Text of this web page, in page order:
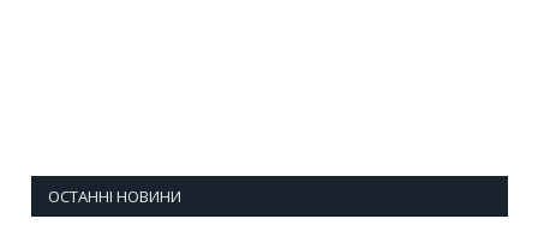
ОСТАННІ НОВИНИ